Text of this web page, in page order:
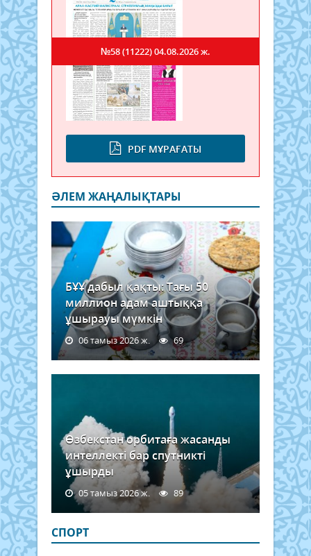
PDF МҰРАҒАТЫ
№58 (11222)04.08.2026 ж.
ӘЛЕМ ЖАҢАЛЫҚТАРЫ
БҰҰ дабыл қақты: Тағы 50
миллион адам аштыққа
ұшырауы мүмкін
06 тамыз 2026 ж. 69
Өзбекстан орбитаға жасанды
интеллекті бар спутникті
ұшырды
05 тамыз 2026 ж. 89
СПОРТ